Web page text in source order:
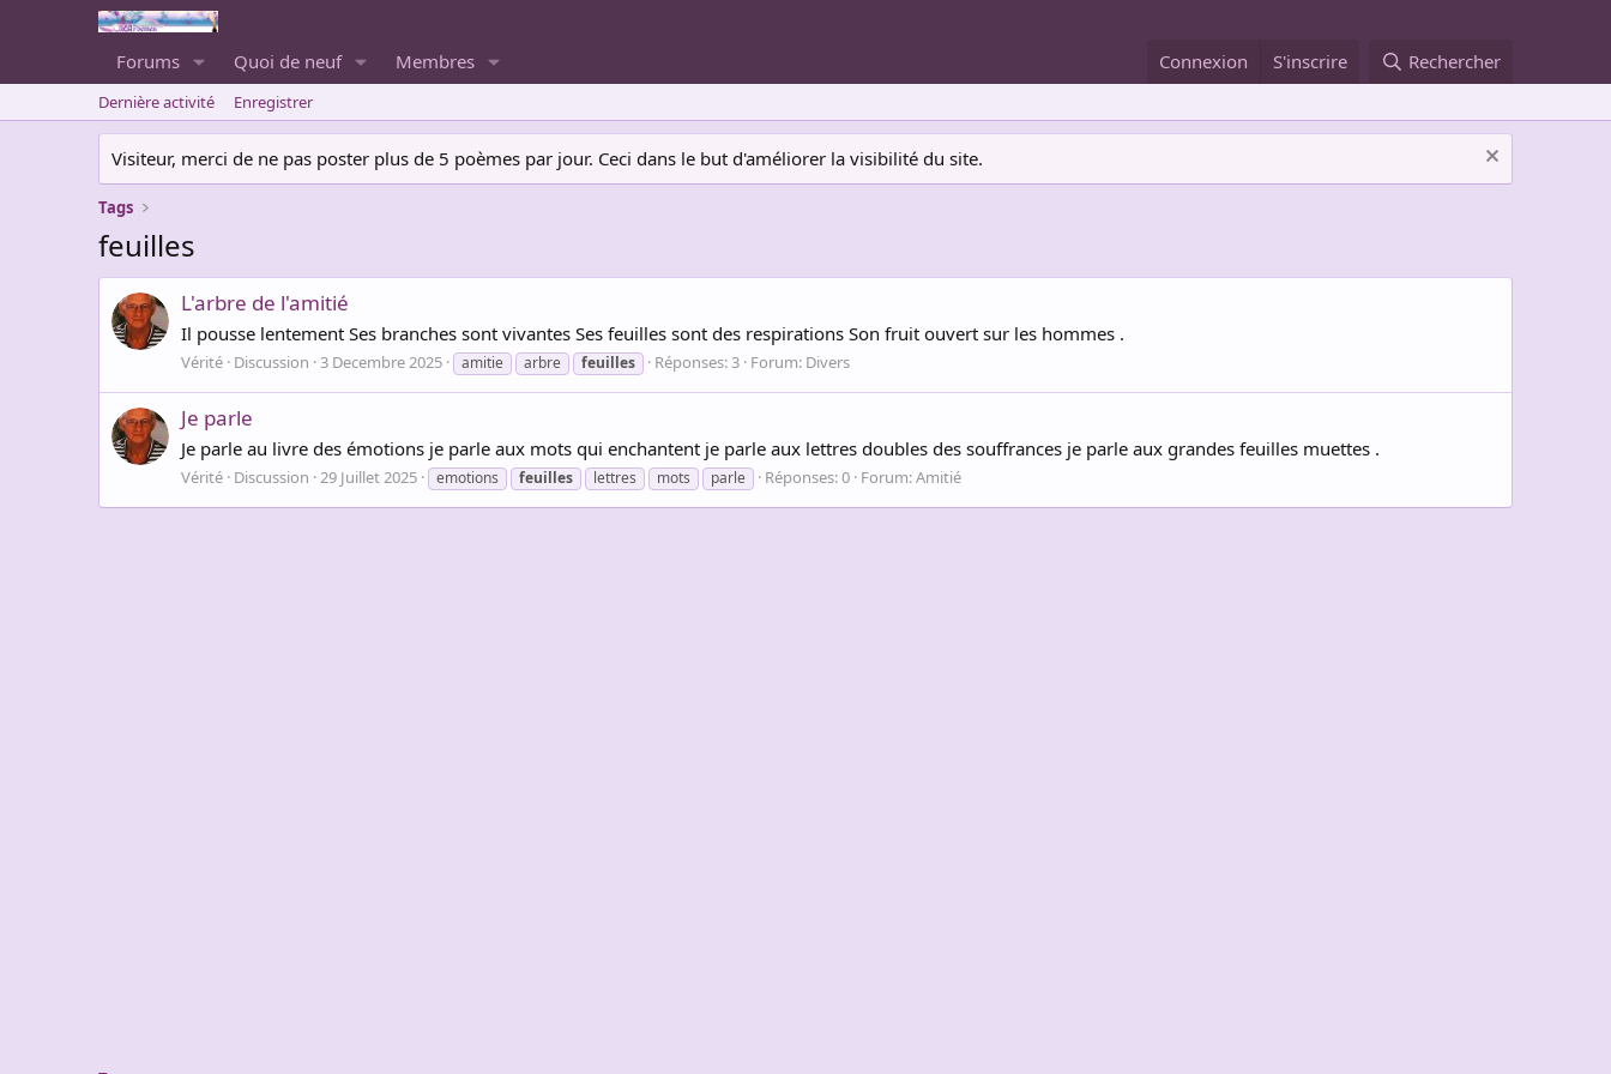
Forums Quoi de neuf Membres Connexion S'inscrire Rechercher
Dernière activité Enregistrer
Visiteur, merci de ne pas poster plus de 5 poèmes par jour. Ceci dans le but d'améliorer la visibilité du site.
Tags
feuilles
L'arbre de l'amitié
Il pousse lentement Ses branches sont vivantes Ses feuilles sont des respirations Son fruit ouvert sur les hommes .
Vérité Discussion 3 Decembre 2025 amitie arbre feuilles Réponses: 3 Forum: Divers
Je parle
Je parle au livre des émotions je parle aux mots qui enchantent je parle aux lettres doubles des souffrances je parle aux grandes feuilles muettes .
Vérité Discussion 29 Juillet 2025 emotions feuilles lettres mots parle Réponses: 0 Forum:Amitié